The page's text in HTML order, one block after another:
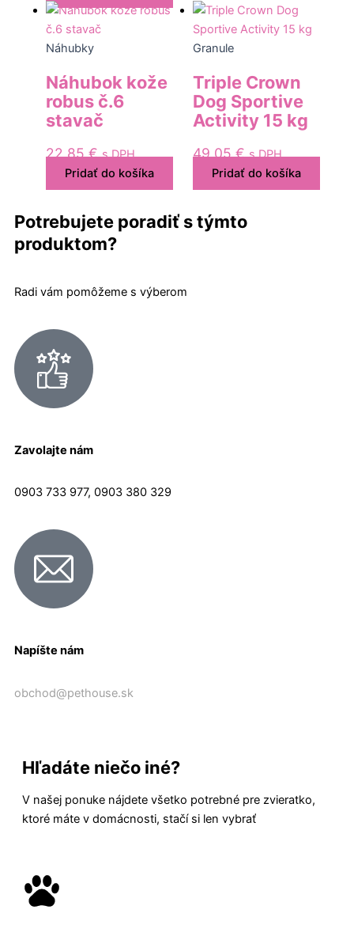
Náhubky
Náhubok kože
robus č.6
stavač
22,85€ s DPH
Pridať do košíka
Granule
Triple Crown
Dog Sportive
Activity 15 kg
49,05€ s DPH
Pridať do košíka
Potrebujete poradiť s týmto
produktom?
Radi vám pomôžeme s výberom
Zavolajte nám
0903 733 977, 0903 380 329
Napíšte nám
obchod@pethouse.sk
Hľadáte niečo iné?
V našej ponuke nájdete všetko potrebné pre zvieratko,
ktoré máte v domácnosti, stačí si len vybrať